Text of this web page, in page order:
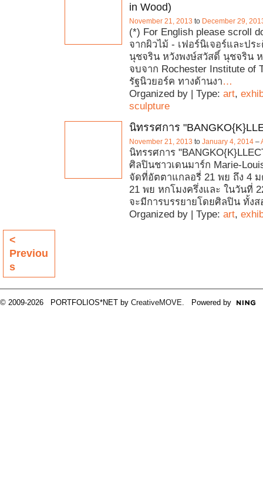
in Wood)
November 21, 2013 to December 29,
(*) For English please scroll
จากผิวไม้ - เฟอร์นิเจอร์และปร
นุชจริน หวังพงษ์สวัสดิ์ นุชจริน
จบจาก Rochester Institute of
รัฐนิวยอร์ค ทางด้านงา…
Organized by | Type: art,
sculpture
นิทรรศการ
November 21, 2013 to January 4, 2014 –
นิทรรศการ
ศิลปินชาวเดนมาร์ก Marie-
จัดที่อัตตาแกลอรี่ 21 พย ถึง 4
21 พย หกโมงครึ่งและ ในวันที่
จะมีการบรรยายโดยศิลปิน ทั้งส
Organized by | Type: art,
<
Previou
s
© 2009-2026 PORTFOLIOS*NET by CreativeMOVE . Powered by